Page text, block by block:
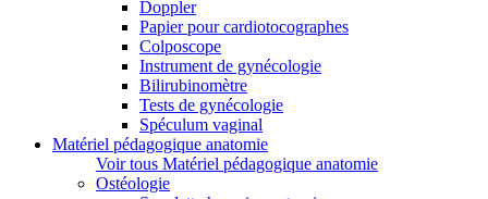
Doppler
Papier pour cardiotocographes
Colposcope
Instrument de gynécologie
Bilirubinomètre
Tests de gynécologie
Spéculum vaginal
Matériel pédagogique anatomie
Voir tous Matériel pédagogique anatomie
Ostéologie